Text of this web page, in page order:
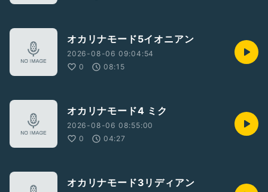
オカリナモード5イオニアン
2026-08-06 09:04:54
0
08:15
オカリナモード4 ミク
2026-08-06 08:55:00
0
04:27
オカリナモード3リディアン